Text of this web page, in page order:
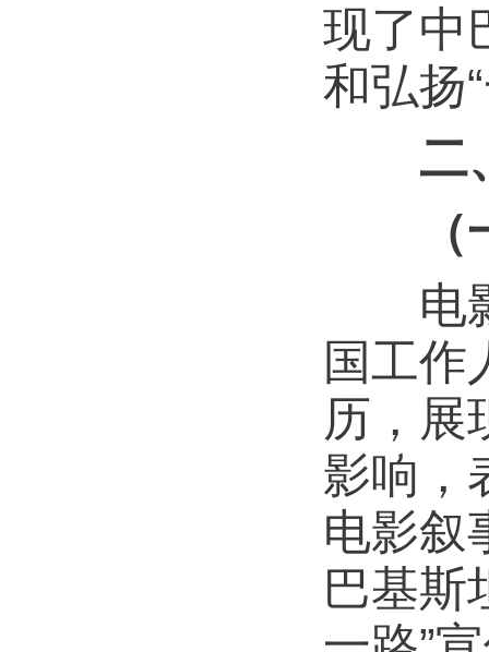
现了中
和弘扬
二
电影
国工作
历，展
影响，
电影叙
巴基斯